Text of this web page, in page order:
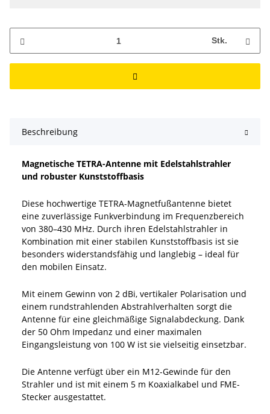
Stk.
Beschreibung
Magnetische TETRA-Antenne mit Edelstahlstrahler
und robuster Kunststoffbasis
Diese hochwertige TETRA-Magnetfußantenne bietet
eine zuverlässige Funkverbindung im Frequenzbereich
von 380–430 MHz. Durch ihren Edelstahlstrahler in
Kombination mit einer stabilen Kunststoffbasis ist sie
besonders widerstandsfähig und langlebig – ideal für
den mobilen Einsatz.
Mit einem Gewinn von 2 dBi, vertikaler Polarisation und
einem rundstrahlenden Abstrahlverhalten sorgt die
Antenne für eine gleichmäßige Signalabdeckung. Dank
der 50 Ohm Impedanz und einer maximalen
Eingangsleistung von 100 W ist sie vielseitig einsetzbar.
Die Antenne verfügt über ein M12-Gewinde für den
Strahler und ist mit einem 5 m Koaxialkabel und FME-
Stecker ausgestattet.